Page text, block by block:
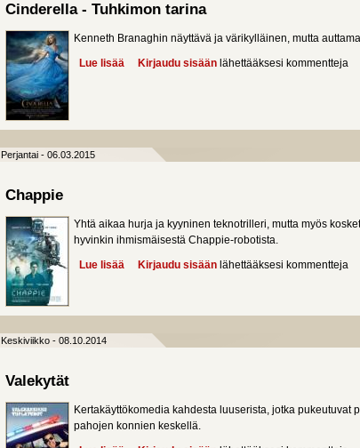
Cinderella - Tuhkimon tarina
Kenneth Branaghin näyttävä ja värikylläinen, mutta
Lue lisää about Cinderella - Tuhkimon tarina
Kirjaudu sisään lähettääksesi kommentteja
Perjantai - 06.03.2015
Chappie
Yhtä aikaa hurja ja kyyninen teknotrilleri, mutta myös
hyvinkin ihmismäisestä Chappie-robotista.
Lue lisää about Chappie
Kirjaudu sisään lähettääksesi kommentteja
Keskiviikko - 08.10.2014
Valekytät
Kertakäyttökomedia kahdesta luuserista, jotka pukeutuvat
pahojen konnien keskellä.